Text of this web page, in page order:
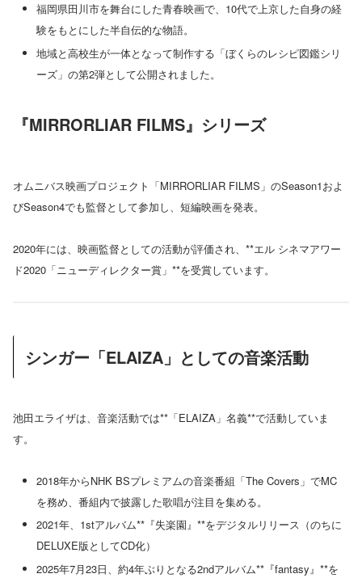
福岡県田川市を舞台にした青春映画で、10代で上京した自身の経
験をもとにした半自伝的な物語。
地域と高校生が一体となって制作する「ぼくらのレシピ図鑑シリ
ーズ」の第2弾として公開されました。
『MIRRORLIAR FILMS』シリーズ
オムニバス映画プロジェクト「MIRRORLIAR FILMS」のSeason1およ
びSeason4でも監督として参加し、短編映画を発表。
2020年には、映画監督としての活動が評価され、**エル シネマアワー
ド2020「ニューディレクター賞」**を受賞しています。
シンガー「ELAIZA」としての音楽活動
池田エライザは、音楽活動では**「ELAIZA」名義**で活動していま
す。
2018年からNHK BSプレミアムの音楽番組「The Covers」でMC
を務め、番組内で披露した歌唱が注目を集める。
2021年、1stアルバム**『失楽園』**をデジタルリリース（のちに
DELUXE版としてCD化）
2025年7月23日、約4年ぶりとなる2ndアルバム**『fantasy』**を